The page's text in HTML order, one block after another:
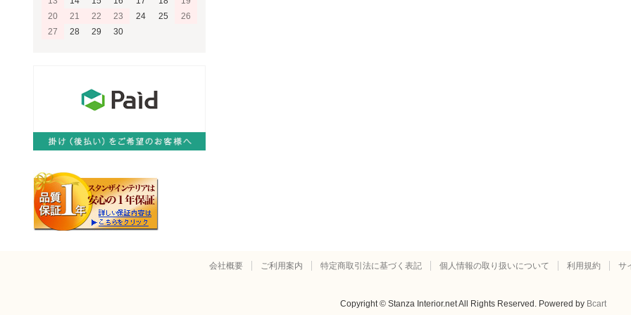
20
21 22 23 24 25
26
27
28 29 30
会社概要 ご利用案内 特定商取引法に基づく表記 個人情報の取り扱いについて 利用規約 サ
Copyright © Stanza Interior.net All Rights Reserved. Powered by Bcart